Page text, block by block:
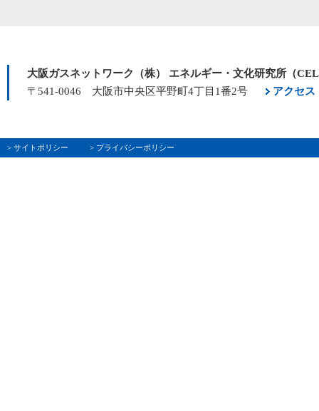
大阪ガスネットワーク（株） エネルギー・文化研究所（
〒541-0046 大阪市中央区平野町4丁目1番2号
アクセス
> サイトポリシー > プライバシーポリシー